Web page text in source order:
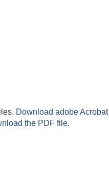
Download adobe Acrobat
the PDF file.